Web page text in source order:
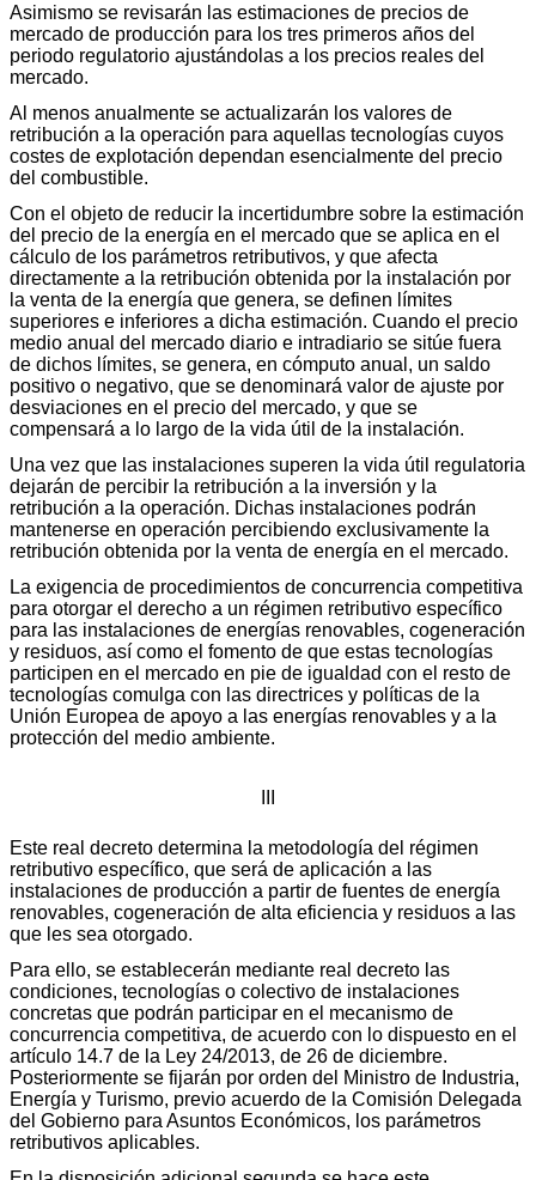
Asimismo se revisarán las estimaciones de precios de
mercado de producción para los tres primeros años del
periodo regulatorio ajustándolas a los precios reales del
mercado.
Al menos anualmente se actualizarán los valores de
retribución a la operación para aquellas tecnologías cuyos
costes de explotación dependan esencialmente del precio
del combustible.
Con el objeto de reducir la incertidumbre sobre la estimación
del precio de la energía en el mercado que se aplica en el
cálculo de los parámetros retributivos, y que afecta
directamente a la retribución obtenida por la instalación por
la venta de la energía que genera, se definen límites
superiores e inferiores a dicha estimación. Cuando el precio
medio anual del mercado diario e intradiario se sitúe fuera
de dichos límites, se genera, en cómputo anual, un saldo
positivo o negativo, que se denominará valor de ajuste por
desviaciones en el precio del mercado, y que se
compensará a lo largo de la vida útil de la instalación.
Una vez que las instalaciones superen la vida útil regulatoria
dejarán de percibir la retribución a la inversión y la
retribución a la operación. Dichas instalaciones podrán
mantenerse en operación percibiendo exclusivamente la
retribución obtenida por la venta de energía en el mercado.
La exigencia de procedimientos de concurrencia competitiva
para otorgar el derecho a un régimen retributivo específico
para las instalaciones de energías renovables, cogeneración
y residuos, así como el fomento de que estas tecnologías
participen en el mercado en pie de igualdad con el resto de
tecnologías comulga con las directrices y políticas de la
Unión Europea de apoyo a las energías renovables y a la
protección del medio ambiente.
Este real decreto determina la metodología del régimen
retributivo específico, que será de aplicación a las
instalaciones de producción a partir de fuentes de energía
renovables, cogeneración de alta eficiencia y residuos a las
que les sea otorgado.
Para ello, se establecerán mediante real decreto las
condiciones, tecnologías o colectivo de instalaciones
concretas que podrán participar en el mecanismo de
concurrencia competitiva, de acuerdo con lo dispuesto en el
artículo 14.7 de la Ley 24/2013, de 26 de diciembre.
Posteriormente se fijarán por orden del Ministro de Industria,
Energía y Turismo, previo acuerdo de la Comisión Delegada
del Gobierno para Asuntos Económicos, los parámetros
retributivos aplicables.